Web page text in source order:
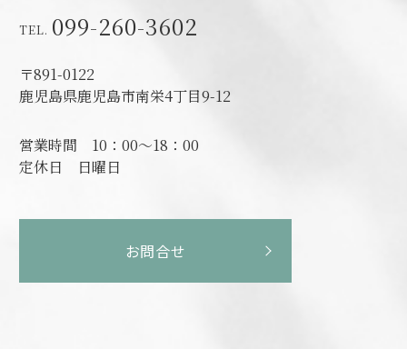
099-260-3602
〒891-0122
鹿児島県鹿児島市南栄4丁目9-12
営業時間 10：00～18：00
定休日
日曜日
お問合せ